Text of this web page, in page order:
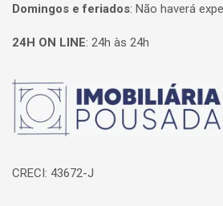
Domingos e feriados: Não haverá
24H ON LINE: 24h às 24h
Página inicial
CRECI: 43672-J